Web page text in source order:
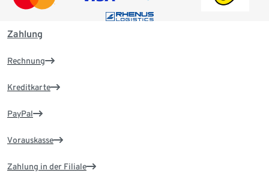
Zahlung
Rechnung
Kreditkarte
PayPal
Vorauskasse
Zahlung in der Filiale